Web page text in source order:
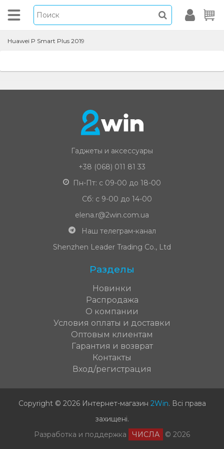
Huawei P Smart Plus 2019
Гаджеты и аксессуары
+38 (068) 011 81 33
Пн-Пт: с 09-00 до 18-00
Сб: с 9-00 до 14-00
elena.r@2win.com.ua
Наш телеграм-канал
Shenzhen Leader Trading Co., Ltd
Разделы
Новинки
Распродажа
О компании
Условия оплаты и доставки
Оптовым клиентам
Гарантия и возврат
Контакты
Вход/регистрация
Copyright © 2026 Интернет-магазин 2Win. Всі права
захищені.
Разработка и поддержка
ЧИСЛА © 2026